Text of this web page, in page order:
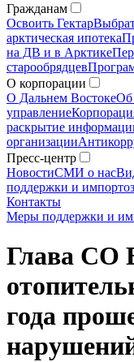
Гражданам
Освоить Гектар
арктическая ипотека
на ДВ и в Арктике
старообрядцев
О корпорации
О Дальнем ВостокеОб
управление
раскрытие
организации
Пресс-центр
НовостиСМИ о нас
поддержки и
Контакты
Меры поддержки и
Глава СО
года